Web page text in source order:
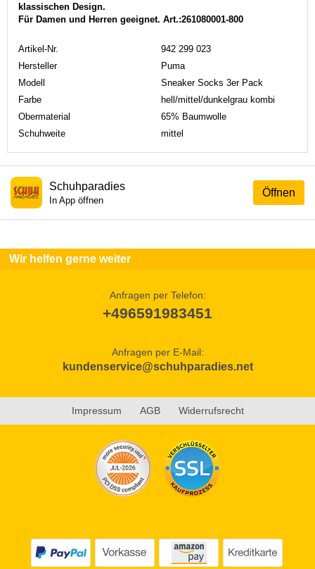
klassischen Design.
Für Damen und Herren geeignet. Art.:261080001-800
Artikel-Nr.
942 299 023
Hersteller
Puma
Modell
Sneaker Socks 3er Pack
Farbe
hell/mittel/dunkelgrau kombi
Obermaterial
65% Baumwolle
Schuhweite
mittel
Öffnen
Schuhparadies
In App öffnen
Wir helfen gerne weiter
Anfragen per Telefon:
+496591983451
Anfragen per E-Mail:
kundenservice@schuhparadies.net
Impressum AGB Widerrufsrecht